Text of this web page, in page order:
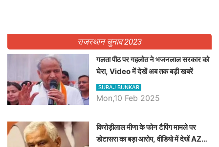
राजस्थान चुनाव 2023
गलता पीठ पर गहलोत ने भजनलाल सरकार को
घेरा, Video में देखें अब तक बड़ी खबरें
SURAJ BUNKAR
Mon,10 Feb 2025
किरोड़ीलाल मीणा के फोन टैपिंग मामले पर
डोटासरा का बड़ा आरोप, वीडियो में देखें AZ